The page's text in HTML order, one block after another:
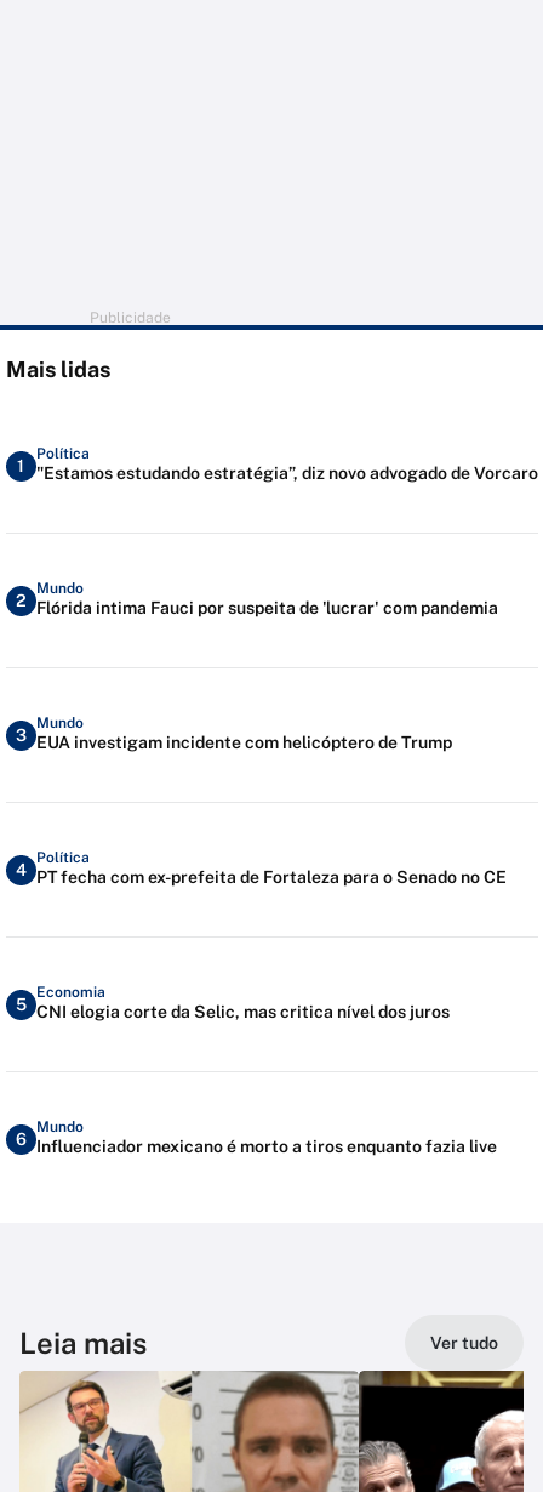
Publicidade
Mais lidas
1
Política
"Estamos estudando estratégia”, diz novo advogado de Vorcaro
2
Mundo
Flórida intima Fauci por suspeita de 'lucrar' com pandemia
3
Mundo
EUA investigam incidente com helicóptero de Trump
4
Política
PT fecha com ex-prefeita de Fortaleza para o Senado no CE
5
Economia
CNI elogia corte da Selic, mas critica nível dos juros
6
Mundo
Influenciador mexicano é morto a tiros enquanto fazia live
Leia mais Ver tudo